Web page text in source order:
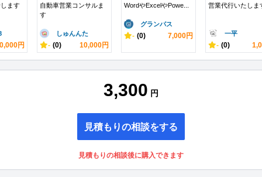
ます
円
自動車営業コンサルま
す
しゅんんた
- (0) 10,000円
WordやExcelやPowe...
グランパス
- (0) 7,000円
営業代行いたしま
一平
- (0)
3,300 円
見積もりの相談をする
見積もりの相談後に購入できます